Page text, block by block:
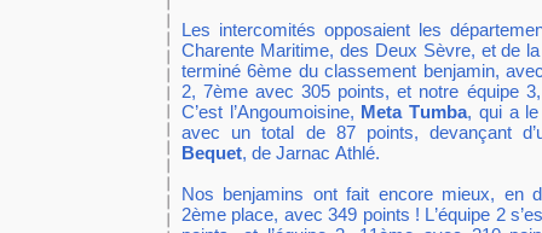
Les intercomités opposaient les
Charente Maritime, des Deux Sèvre, et de
terminé 6ème du classement benjamin,
2, 7ème avec 305 points, et notre équipe
C’est l’Angoumoisine, Meta Tumba, qui a le
avec un total de 87 points, devançant
Bequet, de Jarnac Athlé.
Nos benjamins ont fait encore mieux, en
2ème place, avec 349 points ! L’équipe 2